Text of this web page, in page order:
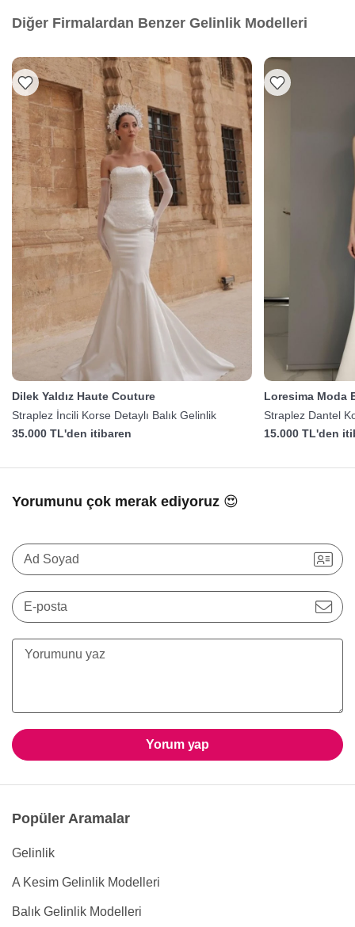
Diğer Firmalardan Benzer Gelinlik Modelleri
Dilek Yaldız Haute Couture
Straplez İncili Korse Detaylı Balık Gelinlik
35.000 TL'den itibaren
Loresima Moda
Straplez Dantel
15.000 TL'den
Yorumunu çok merak ediyoruz 😍
Ad Soyad
E-posta
Yorum yap
Popüler Aramalar
Gelinlik
A Kesim Gelinlik Modelleri
Balık Gelinlik Modelleri